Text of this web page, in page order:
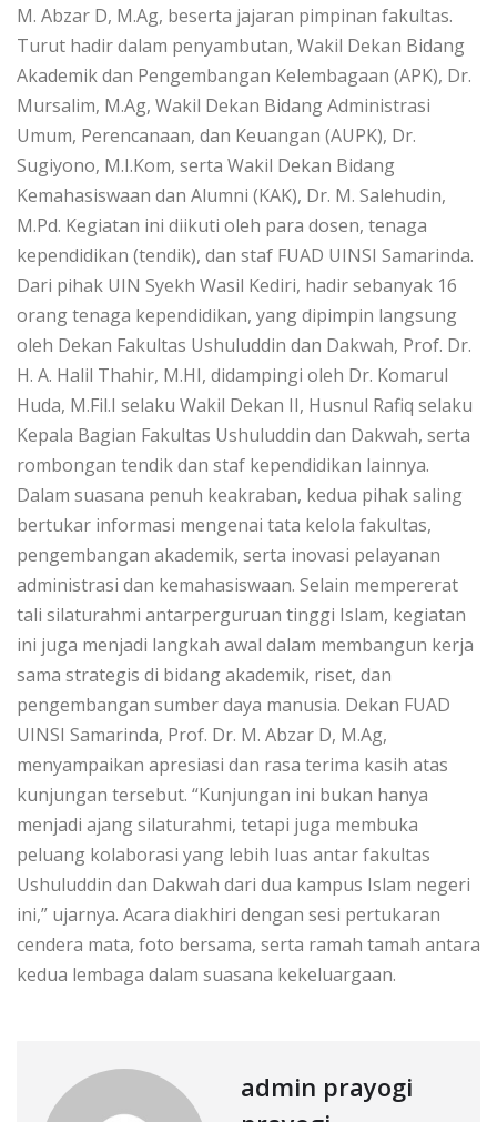
M. Abzar D, M.Ag, beserta jajaran pimpinan fakultas.
Turut hadir dalam penyambutan, Wakil Dekan Bidang
Akademik dan Pengembangan Kelembagaan (APK), Dr.
Mursalim, M.Ag, Wakil Dekan Bidang Administrasi
Umum, Perencanaan, dan Keuangan (AUPK), Dr.
Sugiyono, M.I.Kom, serta Wakil Dekan Bidang
Kemahasiswaan dan Alumni (KAK), Dr. M. Salehudin,
M.Pd. Kegiatan ini diikuti oleh para dosen, tenaga
kependidikan (tendik), dan staf FUAD UINSI Samarinda.
Dari pihak UIN Syekh Wasil Kediri, hadir sebanyak 16
orang tenaga kependidikan, yang dipimpin langsung
oleh Dekan Fakultas Ushuluddin dan Dakwah, Prof. Dr.
H. A. Halil Thahir, M.HI, didampingi oleh Dr. Komarul
Huda, M.Fil.I selaku Wakil Dekan II, Husnul Rafiq selaku
Kepala Bagian Fakultas Ushuluddin dan Dakwah, serta
rombongan tendik dan staf kependidikan lainnya.
Dalam suasana penuh keakraban, kedua pihak saling
bertukar informasi mengenai tata kelola fakultas,
pengembangan akademik, serta inovasi pelayanan
administrasi dan kemahasiswaan. Selain mempererat
tali silaturahmi antarperguruan tinggi Islam, kegiatan
ini juga menjadi langkah awal dalam membangun kerja
sama strategis di bidang akademik, riset, dan
pengembangan sumber daya manusia. Dekan FUAD
UINSI Samarinda, Prof. Dr. M. Abzar D, M.Ag,
menyampaikan apresiasi dan rasa terima kasih atas
kunjungan tersebut. “Kunjungan ini bukan hanya
menjadi ajang silaturahmi, tetapi juga membuka
peluang kolaborasi yang lebih luas antar fakultas
Ushuluddin dan Dakwah dari dua kampus Islam negeri
ini,” ujarnya. Acara diakhiri dengan sesi pertukaran
cendera mata, foto bersama, serta ramah tamah antara
kedua lembaga dalam suasana kekeluargaan.
admin prayogi